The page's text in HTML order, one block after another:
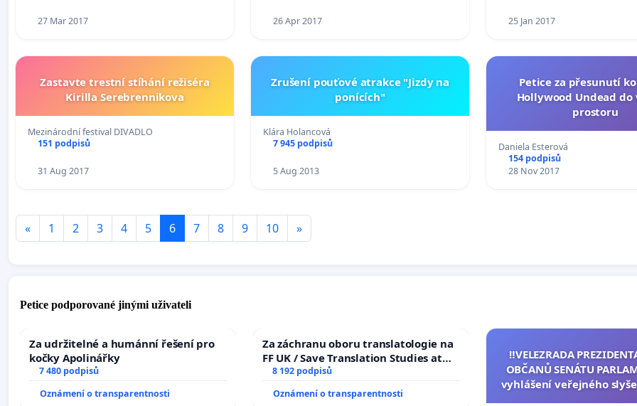
27 Mar 2017 26 Apr 2017 25 Jan 2017
Zastavte trestní stíhání režiséra
Kirilla Serebrennikova
Mezinárodní festival DIVADLO
151 podpisů
31 Aug 2017
Zrušení pouťové atrakce "Jizdy na
ponících"
Klára Holancová
7 945 podpisů
5 Aug 2013
Petice za přesunutí
Hollywood Undead do
prostoru
Daniela Esterová
154 podpisů
28 Nov 2017
« 1 2 3 4 5 6 7 8 9 10 »
Petice podporované jinými uživateli
Za udržitelné a humánní řešení pro
kočky Apolinářky
7 480 podpisů
Oznámení o transparentnosti
Za záchranu oboru translatologie na
FF UK / Save Translation Studies at
the Faculty of Arts, Charles
University
8 192 podpisů
Oznámení o transparentnosti
‼️VELEZRADA
OBČANŮ SENÁTU
vyhlášení veřejného